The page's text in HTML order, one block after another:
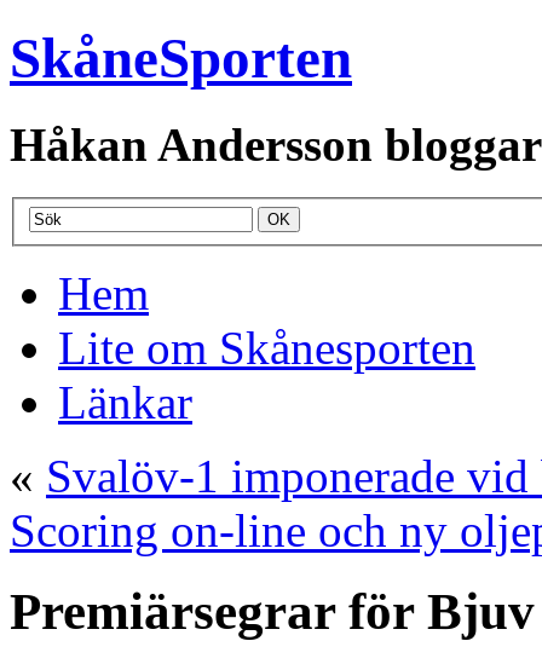
SkåneSporten
Håkan Andersson
Hem
Lite om Skånesporten
Länkar
« Svalöv-1 imponerade
Scoring on-line och ny
Premiärsegrar för